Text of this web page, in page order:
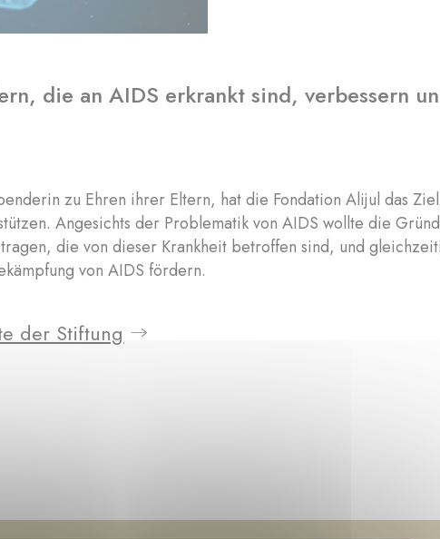
die an AIDS erkrankt sind, verbessern
zu Ehren ihrer Eltern, hat die Fondation Alijul das
Angesichts der Problematik von AIDS wollte die
die von dieser Krankheit betroffen sind, und
von AIDS fördern.
der Stiftung